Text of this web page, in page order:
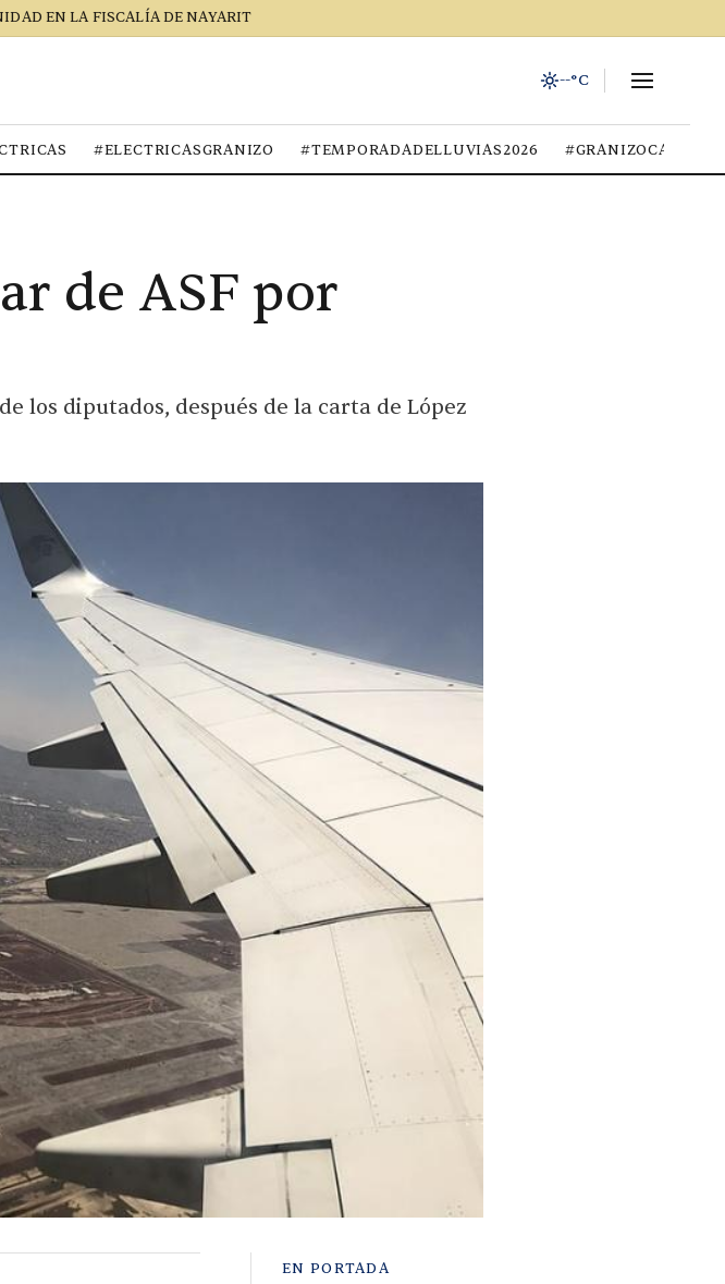
EN LA FISCALÍA DE NAYARIT
--°C
#ELECTRICASGRANIZO #TEMPORADADELLUVIAS2026 #GRANIZOCALOR
de ASF por
los diputados, después de la carta de López
EN PORTADA